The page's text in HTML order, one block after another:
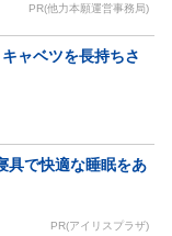
PR(他力本願運営事務局)
ャベツを長持ちさ
具で快適な睡眠をあ
PR(アイリスプラザ)